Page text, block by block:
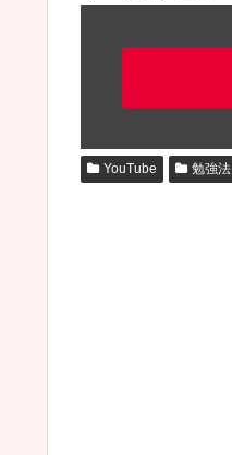
YouTube 勉強法